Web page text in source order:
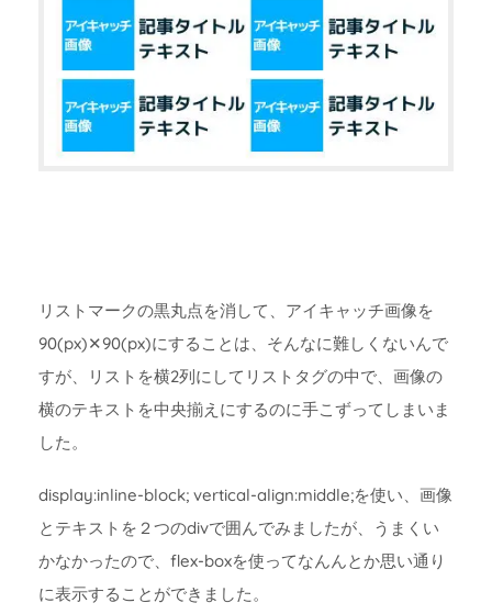
リストマークの黒丸点を消して、アイキャッチ画像を
90(px)✕90(px)にすることは、そんなに難しくないんで
すが、リストを横2列にしてリストタグの中で、画像の
横のテキストを中央揃えにするのに手こずってしまいま
した。
display:inline-block; vertical-align:middle;を使い、画像
とテキストを２つのdivで囲んでみましたが、うまくい
かなかったので、flex-boxを使ってなんんとか思い通り
に表示することができました。